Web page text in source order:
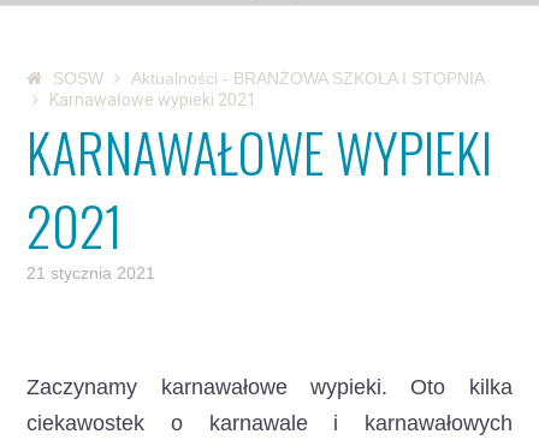
SOSW
Aktualności - BRANŻOWA SZKOŁA I STOPNIA
Karnawałowe wypieki 2021
KARNAWAŁOWE WYPIEKI
2021
21 stycznia 2021
Zaczynamy karnawałowe wypieki. Oto kilka
ciekawostek o karnawale i karnawałowych